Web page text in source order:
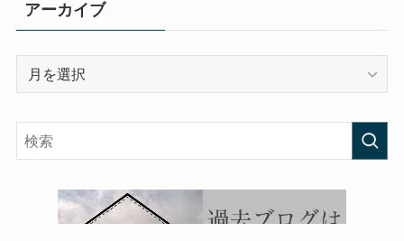
アーカイブ
イ
ブ